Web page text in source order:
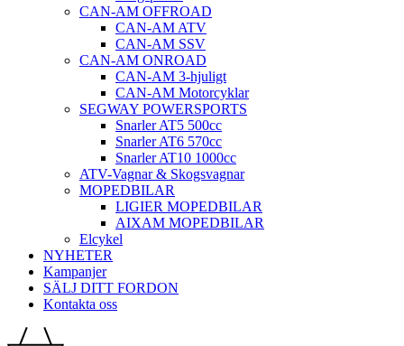
CAN-AM OFFROAD
CAN-AM ATV
CAN-AM SSV
CAN-AM ONROAD
CAN-AM 3-hjuligt
CAN-AM Motorcyklar
SEGWAY POWERSPORTS
Snarler AT5 500cc
Snarler AT6 570cc
Snarler AT10 1000cc
ATV-Vagnar & Skogsvagnar
MOPEDBILAR
LIGIER MOPEDBILAR
AIXAM MOPEDBILAR
Elcykel
NYHETER
Kampanjer
SÄLJ DITT FORDON
Kontakta oss